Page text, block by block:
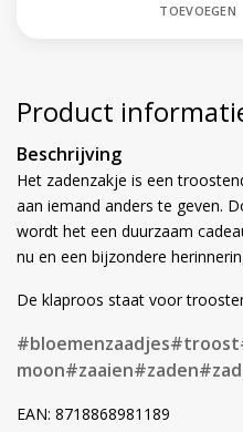
TOEVOEGEN
Product
Beschrijving
Het zadenzakje is een
aan iemand anders te geven.
wordt het een duurzaam
nu en een bijzondere
De klaproos staat voor
#bloemenzaadjes#troost
moon#zaaien#zaden
EAN: 8718868981189